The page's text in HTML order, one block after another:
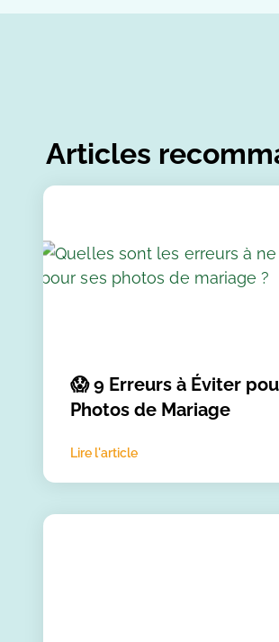
Articles
😱 9 Erreurs à Éviter
Photos de Mariage
Lire l'article